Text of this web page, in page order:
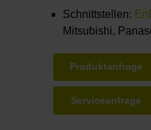
Schnittstellen:
Mitsubishi,
Produktanfrage
Serviceanfrage